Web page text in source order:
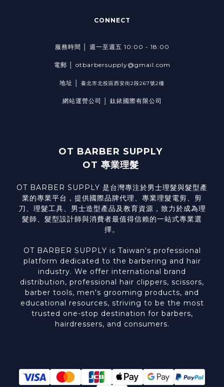
CONNECT
服務時間 │ 週一至週五 10:00 - 18:00
電郵 │ otbarbersupply@gmail.com
地址 │ 臺北市北投區西安街2段267號2樓
網站運營公司 │ 鈦銥國際有限公司
OT BARBER SUPPLY
OT 專業理髮
OT BARBER SUPPLY 是台灣專注於男士理髮與髮型產
業的專業平台，提供國際品牌代理、專業理髮電剪、剪
刀、理髮工具、男士造型產品及教育資源，致力於成為理
髮師、髮型設計師與消費者最值得信賴的一站式專業選
擇。
OT BARBER SUPPLY is Taiwan's professional
platform dedicated to the barbering and hair
industry. We offer international brand
distribution, professional hair clippers, scissors,
barber tools, men's grooming products, and
educational resources, striving to be the most
trusted one-stop destination for barbers,
hairdressers, and consumers.